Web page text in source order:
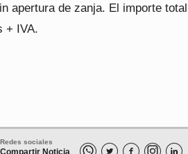
apertura de zanja. El importe total
+ IVA.
Redes sociales
Compartir Noticia   